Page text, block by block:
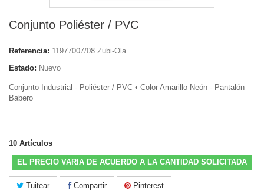
Conjunto Poliéster / PVC
Referencia: 11977007/08 Zubi-Ola
Estado: Nuevo
Conjunto Industrial - Poliéster / PVC • Color Amarillo Neón - Pantalón
Babero
10 Artículos
EL PRECIO VARIA DE ACUERDO A LA CANTIDAD SOLICITADA
Tuitear Compartir Pinterest